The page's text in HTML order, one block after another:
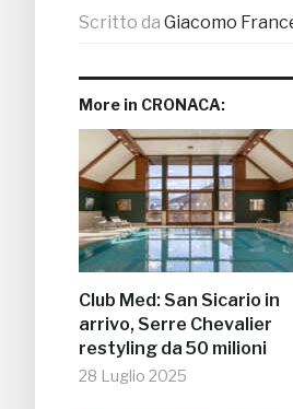
Scritto da Giacomo
More in CRONACA:
Club Med: San Sicario in
arrivo, Serre Chevalier
restyling da 50 milioni
28 Luglio 2025